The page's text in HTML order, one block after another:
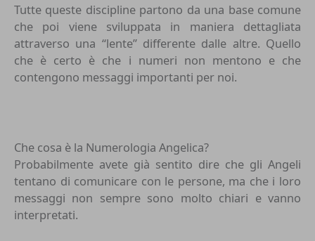
Tutte queste discipline partono da una base comune
che poi viene sviluppata in maniera dettagliata
attraverso una “lente” differente dalle altre. Quello
che è certo è che i numeri non mentono e che
contengono messaggi importanti per noi.
Che cosa è la Numerologia Angelica?
Probabilmente avete già sentito dire che gli Angeli
tentano di comunicare con le persone, ma che i loro
messaggi non sempre sono molto chiari e vanno
interpretati.